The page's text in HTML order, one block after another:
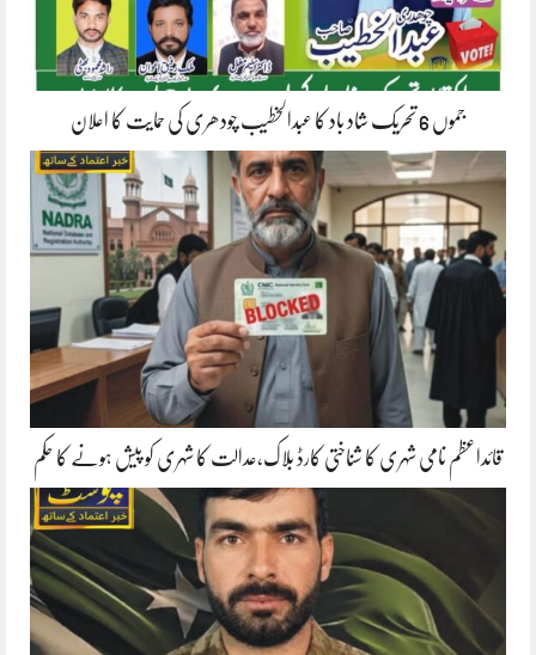
جموں 6 تحریک شاد باد کا عبدالخطیب چودھری کی حمایت کا اعلان
قائداعظم نامی شہری کا شناختی کارڈ بلاک،عدالت کا شہری کو پیش ہونے کا حکم